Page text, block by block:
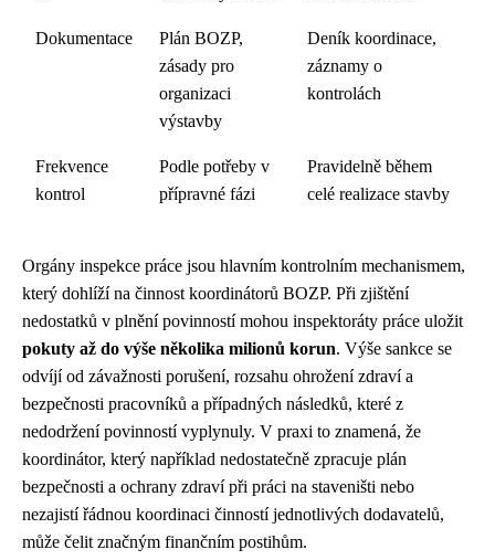
Dokumentace
Plán BOZP,
zásady pro
organizaci
výstavby
Deník koordinace,
záznamy o
kontrolách
Frekvence
kontrol
Podle potřeby v
přípravné fázi
Pravidelně během
celé realizace stavby
Orgány inspekce práce jsou hlavním kontrolním mechanismem,
který dohlíží na činnost koordinátorů BOZP. Při zjištění
nedostatků v plnění povinností mohou inspektoráty práce uložit
pokuty až do výše několika milionů korun. Výše sankce se
odvíjí od závažnosti porušení, rozsahu ohrožení zdraví a
bezpečnosti pracovníků a případných následků, které z
nedodržení povinností vyplynuly. V praxi to znamená, že
koordinátor, který například nedostatečně zpracuje plán
bezpečnosti a ochrany zdraví při práci na staveništi nebo
nezajistí řádnou koordinaci činností jednotlivých dodavatelů,
může čelit značným finančním postihům.